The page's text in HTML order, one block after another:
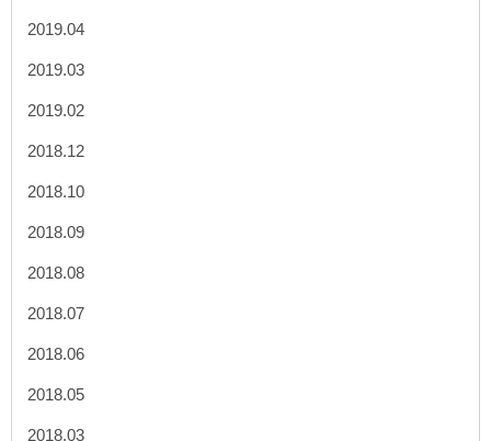
2019.04
2019.03
2019.02
2018.12
2018.10
2018.09
2018.08
2018.07
2018.06
2018.05
2018.03